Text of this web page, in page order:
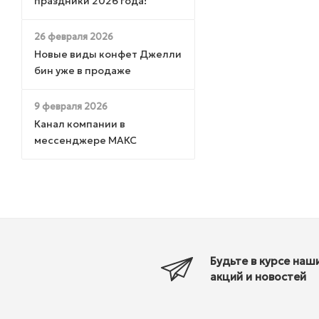
26 февраля 2026
Новые виды конфет Джелли
бин уже в продаже
9 февраля 2026
Канал компании в
мессенджере МАКС
Будьте в курсе
акций и новостей